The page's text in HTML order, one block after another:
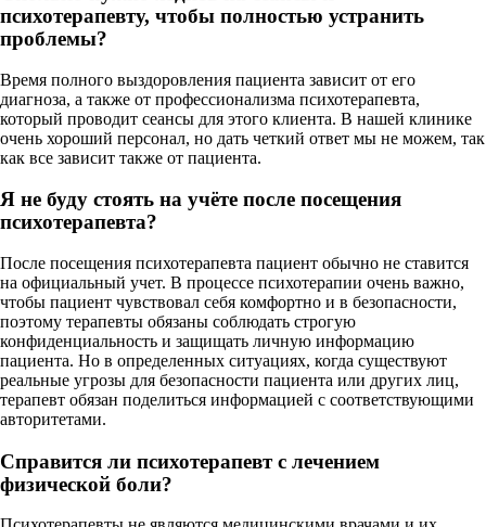
психотерапевту, чтобы полностью устранить
проблемы?
Время полного выздоровления пациента зависит от его
диагноза, а также от профессионализма психотерапевта,
который проводит сеансы для этого клиента. В нашей клинике
очень хороший персонал, но дать четкий ответ мы не можем, так
как все зависит также от пациента.
Я не буду стоять на учёте после посещения
психотерапевта?
После посещения психотерапевта пациент обычно не ставится
на официальный учет. В процессе психотерапии очень важно,
чтобы пациент чувствовал себя комфортно и в безопасности,
поэтому терапевты обязаны соблюдать строгую
конфиденциальность и защищать личную информацию
пациента. Но в определенных ситуациях, когда существуют
реальные угрозы для безопасности пациента или других лиц,
терапевт обязан поделиться информацией с соответствующими
авторитетами.
Справится ли психотерапевт с лечением
физической боли?